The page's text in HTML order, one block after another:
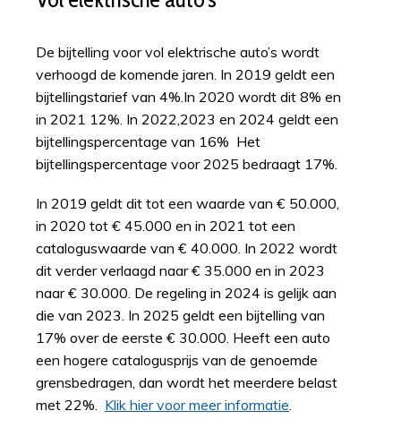
De bijtelling voor vol elektrische auto’s wordt
verhoogd de komende jaren. In 2019 geldt een
bijtellingstarief van 4%.In 2020 wordt dit 8% en
in 2021 12%. In 2022,2023 en 2024 geldt een
bijtellingspercentage van 16% Het
bijtellingspercentage voor 2025 bedraagt 17%.
In 2019 geldt dit tot een waarde van € 50.000,
in 2020 tot € 45.000 en in 2021 tot een
cataloguswaarde van € 40.000. In 2022 wordt
dit verder verlaagd naar € 35.000 en in 2023
naar € 30.000. De regeling in 2024 is gelijk aan
die van 2023. In 2025 geldt een bijtelling van
17% over de eerste € 30.000. Heeft een auto
een hogere catalogusprijs van de genoemde
grensbedragen, dan wordt het meerdere belast
met 22%. Klik hier voor meer informatie